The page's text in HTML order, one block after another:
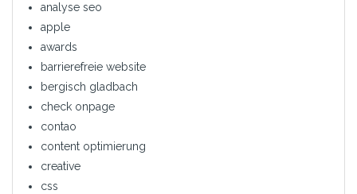
analyse seo
apple
awards
barrierefreie website
bergisch gladbach
check onpage
contao
content optimierung
creative
css